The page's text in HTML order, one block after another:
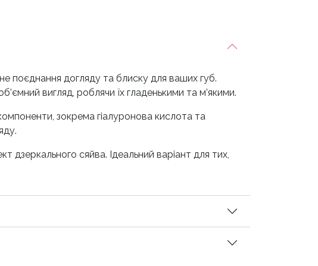
поєднання догляду та блиску для ваших губ.
вигляд, роблячи їх гладенькими та м’якими.
зокрема гіалуронова кислота та
дзеркального сяйва. Ідеальний варіант для тих,